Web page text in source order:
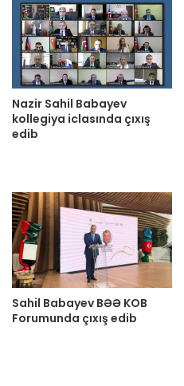
Nazir Sahil Babayev
kollegiya iclasında çıxış
edib
Sahil Babayev BƏƏ KOB
Forumunda çıxış edib